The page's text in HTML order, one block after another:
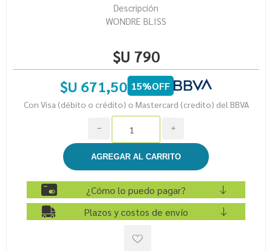
Descripción
WONDRE BLISS
$U 790
$U 671,50 15%OFF
Con Visa (débito o crédito) o Mastercard (credito) del BBVA
i
h
¿Cómo lo puedo pagar?
Plazos y costos de envío